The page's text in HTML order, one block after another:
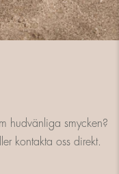
hudvänliga smycken?
kontakta oss direkt.